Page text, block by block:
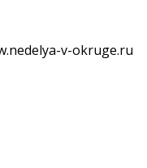
v-okruge.ru